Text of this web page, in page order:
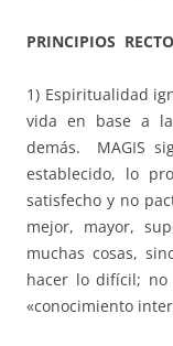
PRINCIPIOS
1) Espiritualidad
vida en base a
demás. MAGIS
establecido, lo
satisfecho y no
mejor, mayor,
muchas cosas,
hacer lo difícil; no
«conocimiento